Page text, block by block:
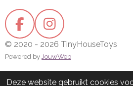
Deze website gebruikt cookies
F
a
c
e
I
n
s
t
© 2020 - 2026 TinyHouseToys
Powered by JouwWeb